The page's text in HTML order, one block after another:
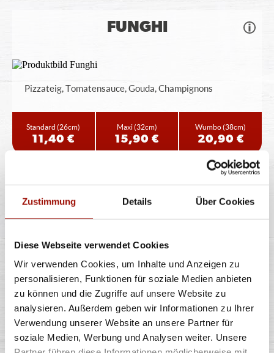
Zustimmung Details Über Cookies
Diese Webseite verwendet Cookies
Wir verwenden Cookies, um Inhalte und Anzeigen zu
personalisieren, Funktionen für soziale Medien anbieten
zu können und die Zugriffe auf unsere Website zu
analysieren. Außerdem geben wir Informationen zu Ihrer
Verwendung unserer Website an unsere Partner für
soziale Medien, Werbung und Analysen weiter. Unsere
FUNGHI
Pizzateig, Tomatensauce, Gouda, Champignons
Standard(26cm)
11,40 €
Maxi(32cm)
15,90 €
Wumbo(38cm)
20,90 €
TONNO DELUXE
Pizzateig, Tomatensauce, Gouda, Thunfisch, rote
Standard(26cm)
12,90 €
Maxi(32cm)
17,90 €
Wumbo(38cm)
23,90 €